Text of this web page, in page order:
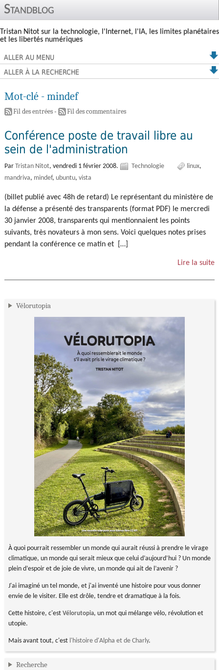
Standblog
Tristan Nitot sur la technologie, l'Internet, l'IA, les limites planétaires
et les libertés numériques
ALLER AU MENU
ALLER À LA RECHERCHE
Mot-clé - mindef
Fil des entrées- Fil des commentaires
Conférence poste de travail libre au
sein de l'administration
Par Tristan Nitot, vendredi 1 février 2008. Technologie
linux
mandriva mindef ubuntu vista
(billet publié avec 48h de retard) Le représentant du ministère de
la défense a présenté des transparents (format PDF) le mercredi
30 janvier 2008, transparents qui mentionnaient les points
suivants, très novateurs à mon sens. Voici quelques notes prises
pendant la conférence ce matin et […]
Lire la suite
Vélorutopia
À quoi pourrait ressembler un monde qui aurait réussi à prendre le virage
climatique, un monde qui serait mieux que celui d’aujourd’hui ? Un monde
plein d’espoir et de joie de vivre, un monde qui ait de l’avenir ?
J'ai imaginé un tel monde, et j'ai inventé une histoire pour vous donner
envie de le visiter. Elle est drôle, tendre et dramatique à la fois.
Cette histoire, c'est Vélorutopia, un mot qui mélange vélo, révolution et
utopie.
Mais avant tout, c'est l'histoire d'Alpha et de Charly.
Recherche